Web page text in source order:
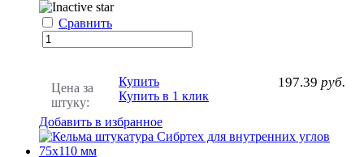
Сравнить
Цена за
штуку:
197.39 руб.
Купить
Купить в 1 клик
Добавить в избранное